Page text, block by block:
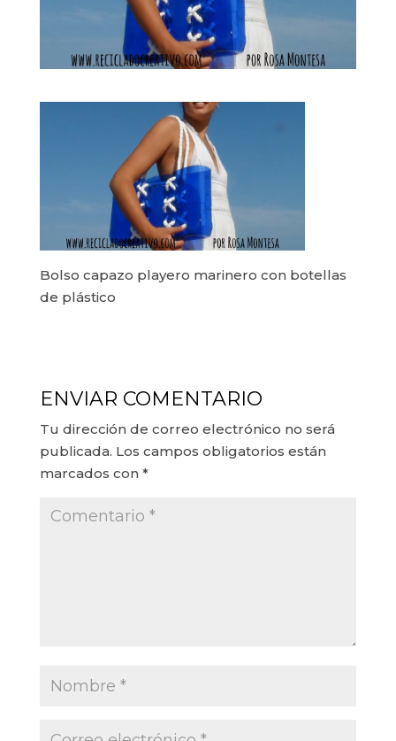
Bolso capazo playero marinero con botellas
de plástico
ENVIAR COMENTARIO
Tu dirección de correo electrónico no será
publicada. Los campos obligatorios están
marcados con *